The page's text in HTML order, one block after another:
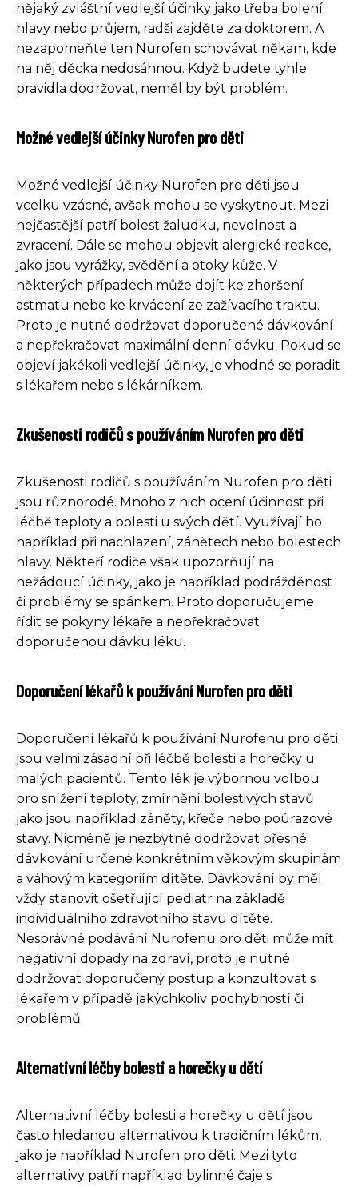
nějaký zvláštní vedlejší účinky jako třeba bolení
hlavy nebo průjem, radši zajděte za doktorem. A
nezapomeňte ten Nurofen schovávat někam, kde
na něj děcka nedosáhnou. Když budete tyhle
pravidla dodržovat, neměl by být problém.
Možné vedlejší účinky Nurofen pro děti
Možné vedlejší účinky Nurofen pro děti jsou
vcelku vzácné, avšak mohou se vyskytnout. Mezi
nejčastější patří bolest žaludku, nevolnost a
zvracení. Dále se mohou objevit alergické reakce,
jako jsou vyrážky, svědění a otoky kůže. V
některých případech může dojít ke zhoršení
astmatu nebo ke krvácení ze zažívacího traktu.
Proto je nutné dodržovat doporučené dávkování
a nepřekračovat maximální denní dávku. Pokud se
objeví jakékoli vedlejší účinky, je vhodné se poradit
s lékařem nebo s lékárníkem.
Zkušenosti rodičů s používáním Nurofen pro děti
Zkušenosti rodičů s používáním Nurofen pro děti
jsou různorodé. Mnoho z nich ocení účinnost při
léčbě teploty a bolesti u svých dětí. Využívají ho
například při nachlazení, zánětech nebo bolestech
hlavy. Někteří rodiče však upozorňují na
nežádoucí účinky, jako je například podrážděnost
či problémy se spánkem. Proto doporučujeme
řídit se pokyny lékaře a nepřekračovat
doporučenou dávku léku.
Doporučení lékařů k používání Nurofen pro děti
Doporučení lékařů k používání Nurofenu pro děti
jsou velmi zásadní při léčbě bolesti a horečky u
malých pacientů. Tento lék je výbornou volbou
pro snížení teploty, zmírnění bolestivých stavů
jako jsou například záněty, křeče nebo poúrazové
stavy. Nicméně je nezbytné dodržovat přesné
dávkování určené konkrétním věkovým skupinám
a váhovým kategoriím dítěte. Dávkování by měl
vždy stanovit ošetřující pediatr na základě
individuálního zdravotního stavu dítěte.
Nesprávné podávání Nurofenu pro děti může mít
negativní dopady na zdraví, proto je nutné
dodržovat doporučený postup a konzultovat s
lékařem v případě jakýchkoliv pochybností či
problémů.
Alternativní léčby bolesti a horečky u dětí
Alternativní léčby bolesti a horečky u dětí jsou
často hledanou alternativou k tradičním lékům,
jako je například Nurofen pro děti. Mezi tyto
alternativy patří například bylinné čaje s